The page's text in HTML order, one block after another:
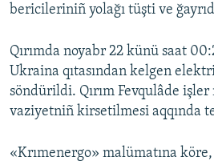
bericileriniñ yolağı tüşti ve
Qırımda noyabr 22 künü saat
Ukraina qıtasından kelgen
söndürildi. Qırım Fevqulâde
vaziyetniñ kirsetilmesi aqqında
«Krımenergo» malümatına